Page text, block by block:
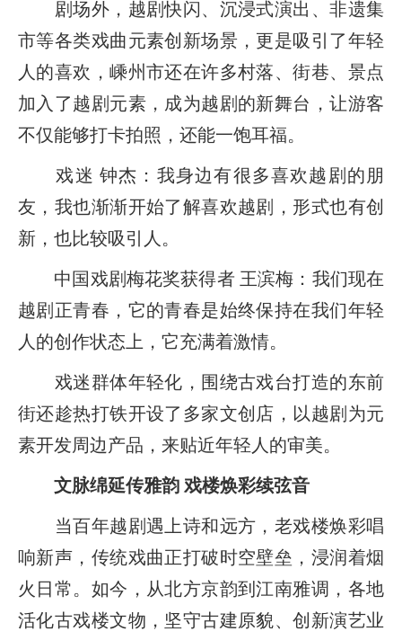
剧场外，越剧快闪、沉浸式演出、非遗集
市等各类戏曲元素创新场景，更是吸引了年轻
人的喜欢，嵊州市还在许多村落、街巷、景点
加入了越剧元素，成为越剧的新舞台，让游客
不仅能够打卡拍照，还能一饱耳福。
戏迷 钟杰：我身边有很多喜欢越剧的朋
友，我也渐渐开始了解喜欢越剧，形式也有创
新，也比较吸引人。
中国戏剧梅花奖获得者 王滨梅：我们现在
越剧正青春，它的青春是始终保持在我们年轻
人的创作状态上，它充满着激情。
戏迷群体年轻化，围绕古戏台打造的东前
街还趁热打铁开设了多家文创店，以越剧为元
素开发周边产品，来贴近年轻人的审美。
文脉绵延传雅韵 戏楼焕彩续弦音
当百年越剧遇上诗和远方，老戏楼焕彩唱
响新声，传统戏曲正打破时空壁垒，浸润着烟
火日常。如今，从北方京韵到江南雅调，各地
活化古戏楼文物，坚守古建原貌、创新演艺业